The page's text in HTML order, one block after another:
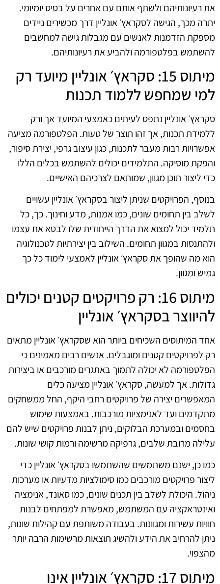
את רעיונותיהם ולשתף אותם עם אחרים על בסיס יומיומי.
יתרה מכך, הגישה לסקראץ׳ אונליין דרך מכשירים ניידים
מספקת הזדמנות לאנשים עם מגבלות גישה למחשבים
להשתמש בפלטפורמה ולהביע את רעיונותיהם.
מיתוס 15: סקראץ׳ אונליין מיועד רק
למי שמחפש ללמוד תכנות
סקראץ׳ אונליין נתפס לעיתים כאמצעי המיועד אך ורק
ללמידת תכנות, אך זהו תוצר של טעות. הפלטפורמה מציעה
אפשרויות רבות מעבר לתכנות, כגון עיצוב גרפי, יצירת סיפור,
והפקת מוסיקה. התלמידים יכולים להשתמש בכלים הללו
כדי ליצור תוכן מגוון, שמותאם לצרכיהם האישיים.
בנוסף, הפרויקטים שניתן ליצור בסקראץ׳ אונליין עשויים
לשלב בין תחומים שונים, כמו אמנות, מדע וחינוך. כך, כל
תלמיד יכול למצוא את הדרך הייחודית שלו לבטא את עצמו
ולהתנסות במגוון תחומים. השילוב בין יצירתיות לטכנולוגיה
הוא מה שהופך את סקראץ׳ אונליין לאמצעי לימוד כל כך
גמיש ומגוון.
מיתוס 16: רק פרויקטים קטנים יכולים
להיווצר בסקראץ׳ אונליין
אחד המיתוסים השכיחים ביותר הוא שסקראץ׳ אונליין מתאים
רק לפרויקטים קטנים ומוגבלים. אנשים רבים מאמינים כי
הפלטפורמה לא יכולה לתמוך באתגרים מורכבים או ביצירות
גדולות. אך למעשה, סקראץ׳ אונליין מציעה כלים
המאפשרים יצירה של פרויקטים רחבי היקף, החל ממשחקים
מתקדמים ועד לאנימציות מורכבות. באמצעות שימוש
בחסמים ובמערכת הבלוקים, ניתן לבנות פרויקטים שיש להם
עלילה מרובת שלבים, גרפיקה מרשימה ורמות קושי שונות.
כמו כן, ישנם משתמשים שהשתמשו בסקראץ׳ אונליין כדי
ליצור פרויקטים מורכבים כמו סימולציות מדעיות או מערכות
ניהול. היכולת לשלב בין תכנים שונים, כמו סאונד, אנימציה
ואינטראקציה עם המשתמש, מאפשרת למפתחים לבנות
חוויות עשירות ומגוונות. בעבודה משותפת עם קהילות שונות,
ניתן להרחיב את הידע ולהשיג תוצאות מרשימות הרבה יותר
מהצפוי.
מיתוס 17: סקראץ׳ אונליין אינו